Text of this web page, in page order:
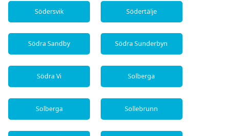
Södersvik Södertälje
Södra Sandby Södra Sunderbyn
Södra Vi Solberga
Solberga Sollebrunn